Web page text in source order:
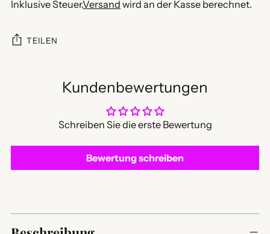
Inklusive Steuer.Versand wird an der Kasse berechnet.
TEILEN
Kundenbewertungen
Schreiben Sie die erste Bewertung
Bewertung schreiben
Produkt
in